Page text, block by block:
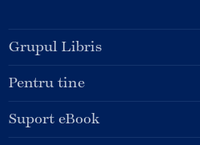
Grupul Libris
Pentru tine
Suport eBook